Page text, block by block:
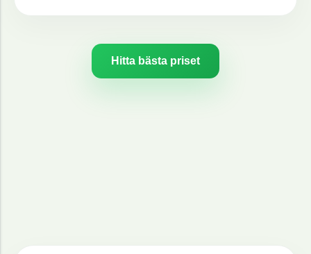
Hitta bästa priset